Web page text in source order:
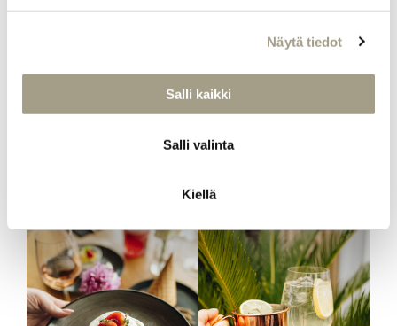
Näytä tiedot
Salli kaikki
Salli valinta
Kiellä